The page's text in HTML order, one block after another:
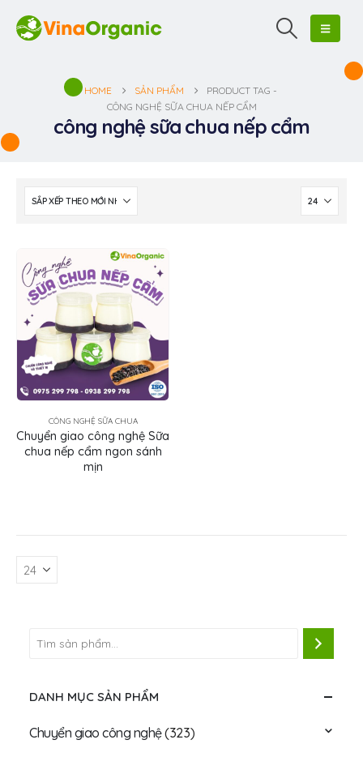
HOME SẢN PHẨM
PRODUCT TAG -
CÔNG NGHỆ SỮA CHUA NẾP CẨM
công nghệ sữa chua nếp cẩm
CÔNG NGHỆ SỮA CHUA
Chuyển giao công nghệ Sữa
chua nếp cẩm ngon sánh
mịn
DANH MỤC SẢN PHẨM
Chuyển giao công nghệ(323)